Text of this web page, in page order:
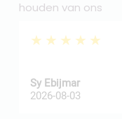
houden van ons
★★★★★
Sy Ebijmar
2026-08-03